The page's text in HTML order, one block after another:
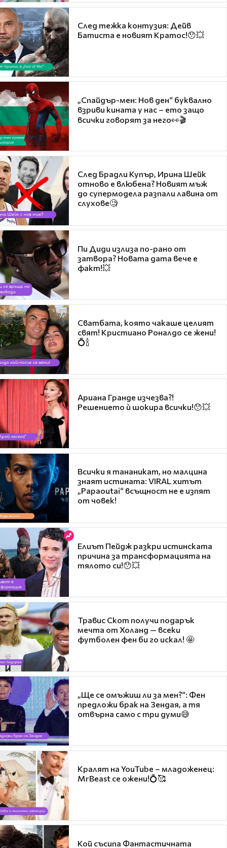
След тежка контузия: Дейв
Батиста е новият Кратос!😯💥
„Спайдър-мен: Нов ден“ буквално
взриви кината у нас – ето защо
всички говорят за него👀🎬
След Брадли Купър, Ирина Шейк
отново е влюбена? Новият мъж
до супермодела разпали лавина от
слухове🧐
Пи Диди излиза по-рано от
затвора? Новата дата вече е
факт!💥
Сватбата, която чакаше целият
свят! Кристиано Роналдо се жени!
💍🍾
Ариана Гранде изчезва?!
Решението ѝ шокира всички!😯💥
Всички я тананикат, но малцина
знаят истината: VIRAL хитът
„Papaoutai“ всъщност не е изпят
от човек!
Елиът Пейдж разкри истинската
причина за трансформацията на
тялото си!😯💥
Травис Скот получи подарък
мечта от Холанд — всеки
футболен фен би го искал! 🤩
„Ще се омъжиш ли за мен?“: Фен
предложи брак на Зендая, а тя
отвърна само с три думи😅
Кралят на YouTube – младоженец:
MrBeast се ожени!💍🥰
Кой съсипа Фантастичната